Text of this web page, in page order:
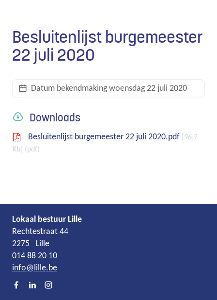
scroll
Besluitenlijst burgemeester
22 juli 2020
Datum bekendmakingwoensdag 22 juli 2020
Downloads
Besluitenlijst burgemeester 22 juli 2020.pdf
96,7
Kb
pdf
Lokaal bestuur Lille
Adres
Rechtestraat 44
2275
Lille
Tel.
014 88 20 10
E-
mail
info@lille.be